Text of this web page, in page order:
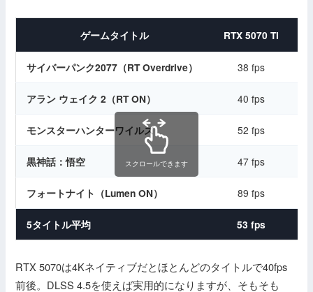
ゲームタイトル RTX 5070 Ti
サイバーパンク2077（RT Overdrive） 38 fps
アラン ウェイク 2（RT ON） 40 fps
モンスターハンターワイルズ 52 fps
黒神話：悟空 47 fps
フォートナイト（Lumen ON） 89 fps
5タイトル平均 53 fps
スクロールできます
RTX 5070は4Kネイティブだとほとんどのタイトルで40fps
前後。DLSS 4.5を使えば実用的になりますが、そもそも